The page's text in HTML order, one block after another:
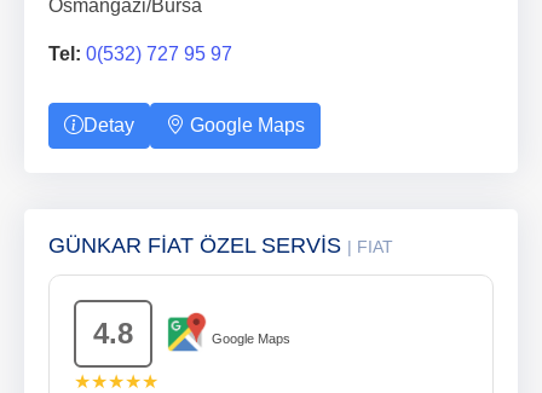
Osmangazi/Bursa
Tel: 0(532) 727 95 97
Detay Google Maps
GÜNKAR FİAT ÖZEL SERVİS | FIAT
4.8 Google Maps
★★★★★